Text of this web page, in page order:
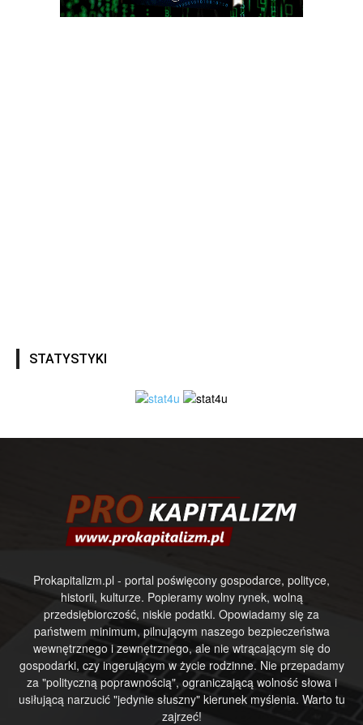
STATYSTYKI
Prokapitalizm.pl - portal poświęcony gospodarce, polityce,
historii, kulturze. Popieramy wolny rynek, wolną
przedsiębiorczość, niskie podatki. Opowiadamy się za
państwem minimum, pilnującym naszego bezpieczeństwa
wewnętrznego i zewnętrznego, ale nie wtrącającym się do
gospodarki, czy ingerującym w życie rodzinne. Nie przepadamy
za "polityczną poprawnością", ograniczającą wolność słowa i
usiłującą narzucić "jedynie słuszny" kierunek myślenia. Warto tu
zajrzeć!